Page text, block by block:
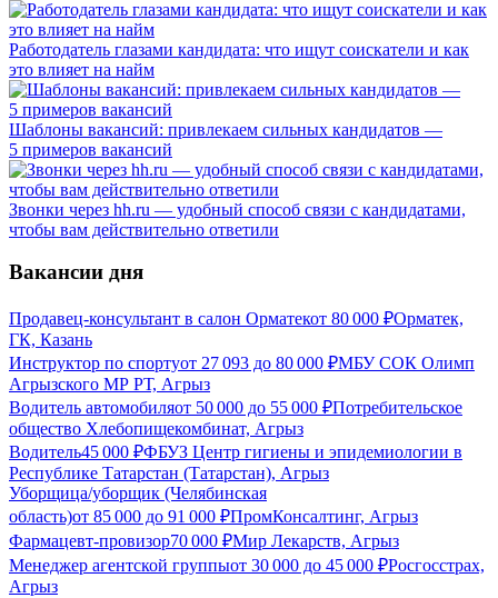
Работодатель глазами кандидата: что ищут соискатели и как
это влияет на найм
Шаблоны вакансий: привлекаем сильных кандидатов —
5 примеров вакансий
Звонки через hh.ru — удобный способ связи с кандидатами,
чтобы вам действительно ответили
Вакансии дня
Продавец-консультант в салон Орматекот 80 000 ₽Орматек,
ГК, Казань
Инструктор по спортуот 27 093 до 80 000 ₽МБУ СОК Олимп
Агрызского МР РТ, Агрыз
Водитель автомобиляот 50 000 до 55 000 ₽Потребительское
общество Хлебопищекомбинат, Агрыз
Водитель45 000 ₽ФБУЗ Центр гигиены и эпидемиологии в
Республике Татарстан (Татарстан), Агрыз
Уборщица/уборщик (Челябинская
область)от 85 000 до 91 000 ₽ПромКонсалтинг, Агрыз
Фармацевт-провизор70 000 ₽Мир Лекарств, Агрыз
Менеджер агентской группыот 30 000 до 45 000 ₽Росгосстрах,
Агрыз